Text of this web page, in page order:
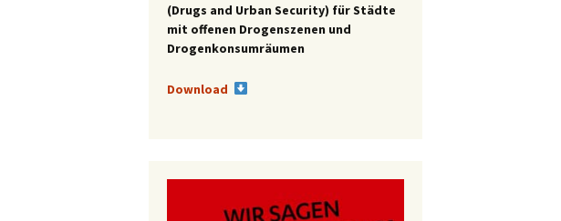
(Drugs and Urban Security) für Städte
mit offenen Drogenszenen und
Drogenkonsumräumen
Download